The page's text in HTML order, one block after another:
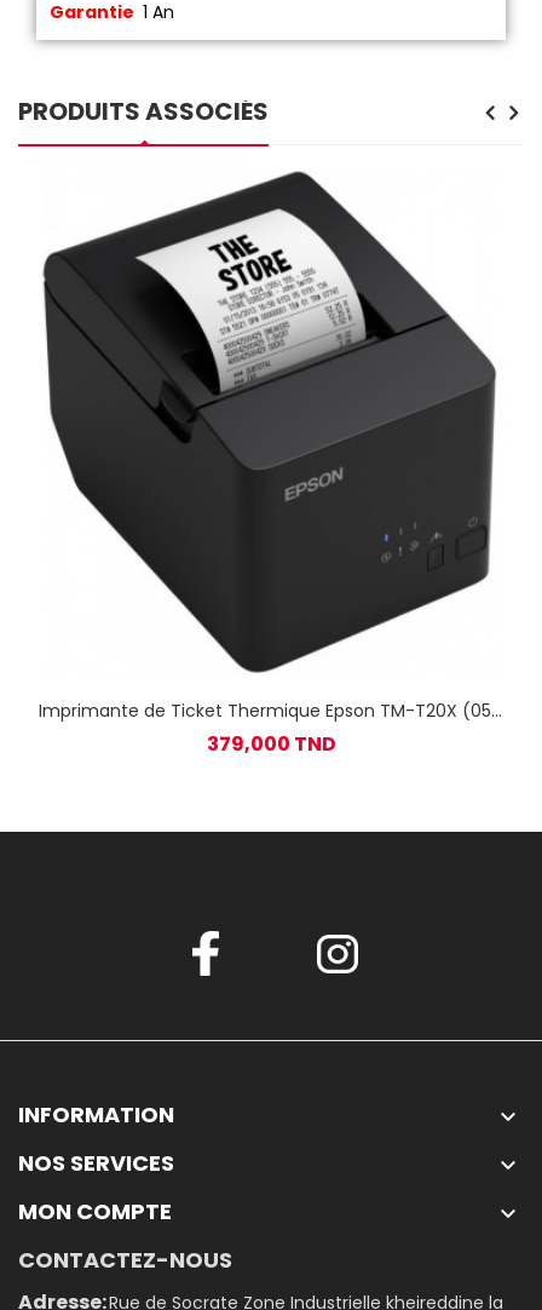
Garantie 1 An
PRODUITS ASSOCIÉS
Imprimante de Ticket Thermique Epson TM-T20X (051)
USB / Noir
379,000 TND
INFORMATION 
NOS SERVICES 
MON COMPTE 
CONTACTEZ-NOUS
Adresse:Rue de Socrate Zone Industrielle kheireddine la